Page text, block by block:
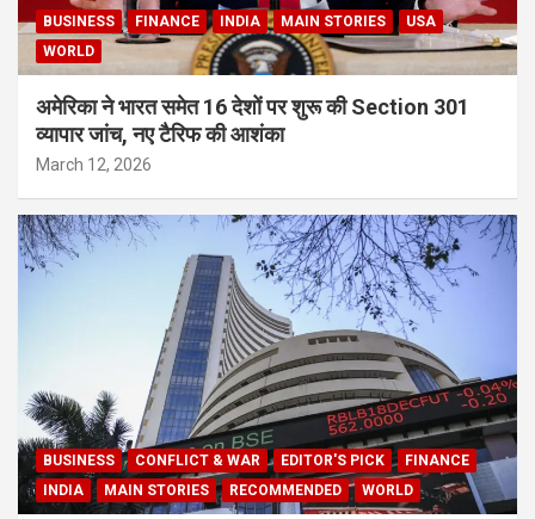
BUSINESS FINANCE INDIA MAIN STORIES
USA
WORLD
अमेरिका ने भारत समेत 16 देशों पर शुरू की Section 301
व्यापार जांच, नए टैरिफ की आशंका
March 12, 2026
BUSINESS CONFLICT & WAR EDITOR'S PICK
FINANCE
INDIA
MAIN STORIES RECOMMENDED WORLD